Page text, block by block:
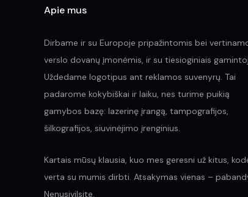
Apie mus
Dirbame ir su Europoje pripažintomis bei
verslo dovanų įmonėmis, ir su tiesioginiais
Uždedame logotipus ant reklamos suvenyrų. Tai
padarome kokybiškai ir laiku, nes turime puikią
gamybos bazę: lazerinę įrangą, tampografijos,
šilkografijos, siuvinėjimo įrenginius.
Kartais mūsų klausia, kuo mes geresni už kitus,
verta su mumis dirbti. Atsakymas vienas –
Nenusivilsite.